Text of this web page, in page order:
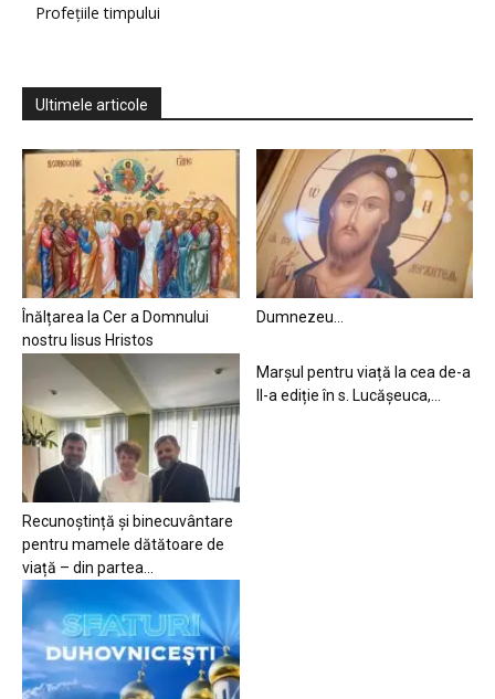
Profețiile timpului
Ultimele articole
Înălțarea la Cer a Domnului
nostru Iisus Hristos
Dumnezeu…
Recunoștință și binecuvântare
pentru mamele dătătoare de
viață – din partea...
Marșul pentru viață la cea de-a
II-a ediție în s. Lucășeuca,...